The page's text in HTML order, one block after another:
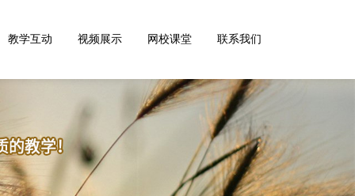
教学互动 视频展示 网校课堂 联系我们